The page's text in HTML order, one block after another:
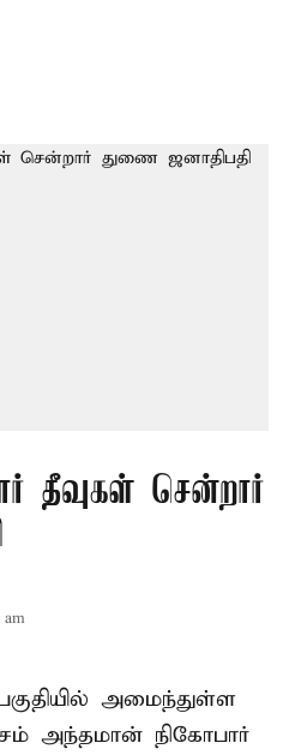
தீவுகள் சென்றார்
அமைந்துள்ள
அந்தமான் நிகோபார்